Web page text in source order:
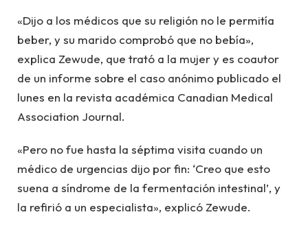
«Dijo a los médicos que su religión no le permitía
beber, y su marido comprobó que no bebía»,
explica Zewude, que trató a la mujer y es coautor
de un informe sobre el caso anónimo publicado el
lunes en la revista académica Canadian Medical
Association Journal.
«Pero no fue hasta la séptima visita cuando un
médico de urgencias dijo por fin: ‘Creo que esto
suena a síndrome de la fermentación intestinal’, y
la refirió a un especialista», explicó Zewude.